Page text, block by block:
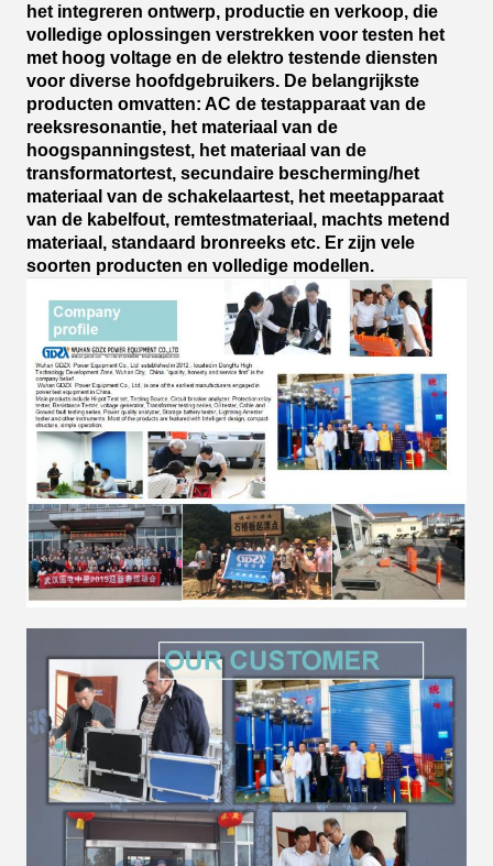
het integreren ontwerp, productie en verkoop, die
volledige oplossingen verstrekken voor testen het
met hoog voltage en de elektro testende diensten
voor diverse hoofdgebruikers. De belangrijkste
producten omvatten: AC de testapparaat van de
reeksresonantie, het materiaal van de
hoogspanningstest, het materiaal van de
transformatortest, secundaire bescherming/het
materiaal van de schakelaartest, het meetapparaat
van de kabelfout, remtestmateriaal, machts metend
materiaal, standaard bronreeks etc. Er zijn vele
soorten producten en volledige modellen.